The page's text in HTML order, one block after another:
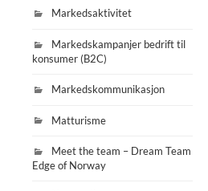
Markedsaktivitet
Markedskampanjer bedrift til
konsumer (B2C)
Markedskommunikasjon
Matturisme
Meet the team – Dream Team
Edge of Norway